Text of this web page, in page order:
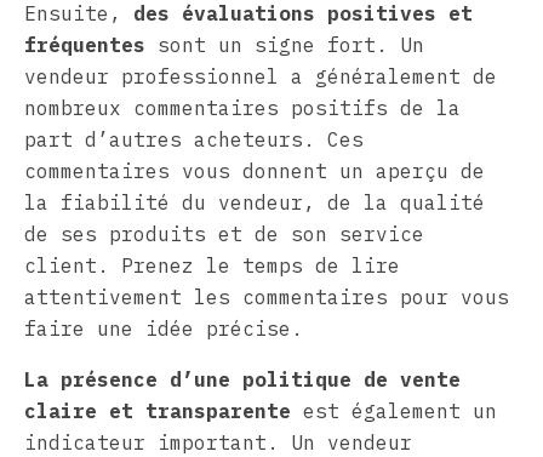
Ensuite, des évaluations positives et
fréquentes sont un signe fort. Un
vendeur professionnel a généralement de
nombreux commentaires positifs de la
part d’autres acheteurs. Ces
commentaires vous donnent un aperçu de
la fiabilité du vendeur, de la qualité
de ses produits et de son service
client. Prenez le temps de lire
attentivement les commentaires pour vous
faire une idée précise.
La présence d’une politique de vente
claire et transparente est également un
indicateur important. Un vendeur